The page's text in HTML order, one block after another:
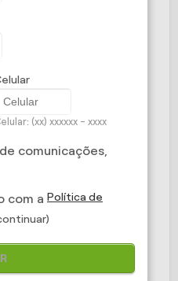
para
a reposição
de danos ou
mais potentes e
os
No Brasil, o
de computadores, à
de Estudos para o
da Informação
(xx) xxxxxx - xxxx
comunicações,
com a Política de